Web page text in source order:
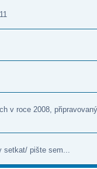
v roce 2008,
setkat/ pište sem...